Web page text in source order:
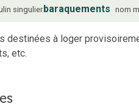
singulierbaraquements nom
destinées à loger
etc.